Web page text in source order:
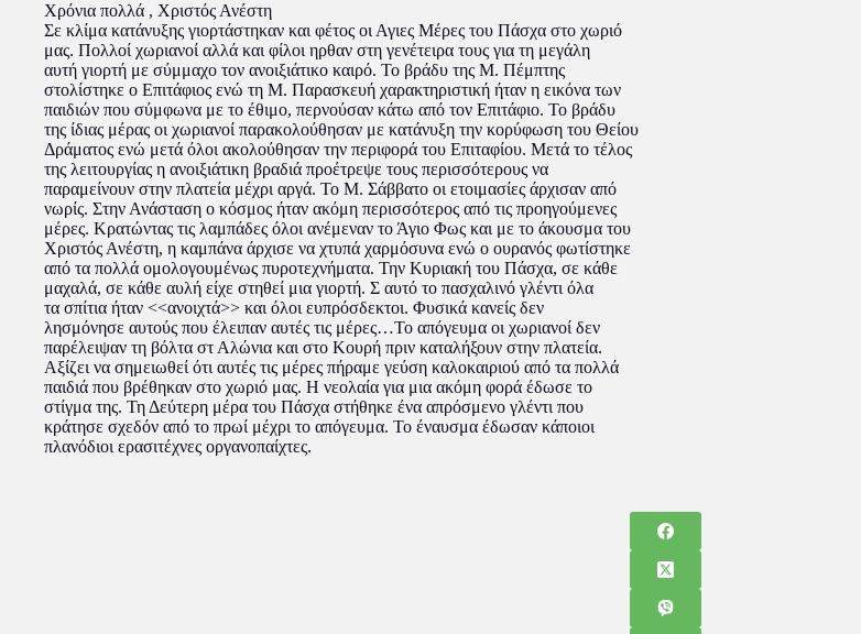
Χρόνια πολλά , Χριστός Ανέστη
Σε κλίμα κατάνυξης γιορτάστηκαν και φέτος οι Αγιες Μέρες του Πάσχα στο χωριό
μας. Πολλοί χωριανοί αλλά και φίλοι ηρθαν στη γενέτειρα τους για τη μεγάλη
αυτή γιορτή με σύμμαχο τον ανοιξιάτικο καιρό. Το βράδυ της Μ. Πέμπτης
στολίστηκε ο Επιτάφιος ενώ τη Μ. Παρασκευή χαρακτηριστική ήταν η εικόνα των
παιδιών που σύμφωνα με το έθιμο, περνούσαν κάτω από τον Επιτάφιο. Το βράδυ
της ίδιας μέρας οι χωριανοί παρακολούθησαν με κατάνυξη την κορύφωση του Θείου
Δράματος ενώ μετά όλοι ακολούθησαν την περιφορά του Επιταφίου. Μετά το τέλος
της λειτουργίας η ανοιξιάτικη βραδιά προέτρεψε τους περισσότερους να
παραμείνουν στην πλατεία μέχρι αργά. Το Μ. Σάββατο οι ετοιμασίες άρχισαν από
νωρίς. Στην Ανάσταση ο κόσμος ήταν ακόμη περισσότερος από τις προηγούμενες
μέρες. Κρατώντας τις λαμπάδες όλοι ανέμεναν το Άγιο Φως και με το άκουσμα του
Χριστός Ανέστη, η καμπάνα άρχισε να χτυπά χαρμόσυνα ενώ ο ουρανός φωτίστηκε
από τα πολλά ομολογουμένως πυροτεχνήματα. Την Κυριακή του Πάσχα, σε κάθε
μαχαλά, σε κάθε αυλή είχε στηθεί μια γιορτή. Σ αυτό το πασχαλινό γλέντι όλα
τα σπίτια ήταν <<ανοιχτά>> και όλοι ευπρόσδεκτοι. Φυσικά κανείς δεν
λησμόνησε αυτούς που έλειπαν αυτές τις μέρες…Το απόγευμα οι χωριανοί δεν
παρέλειψαν τη βόλτα στ Αλώνια και στο Κουρή πριν καταλήξουν στην πλατεία.
Αξίζει να σημειωθεί ότι αυτές τις μέρες πήραμε γεύση καλοκαιριού από τα πολλά
παιδιά που βρέθηκαν στο χωριό μας. Η νεολαία για μια ακόμη φορά έδωσε το
στίγμα της. Τη Δεύτερη μέρα του Πάσχα στήθηκε ένα απρόσμενο γλέντι που
κράτησε σχεδόν από το πρωί μέχρι το απόγευμα. Το έναυσμα έδωσαν κάποιοι
πλανόδιοι ερασιτέχνες οργανοπαίχτες.